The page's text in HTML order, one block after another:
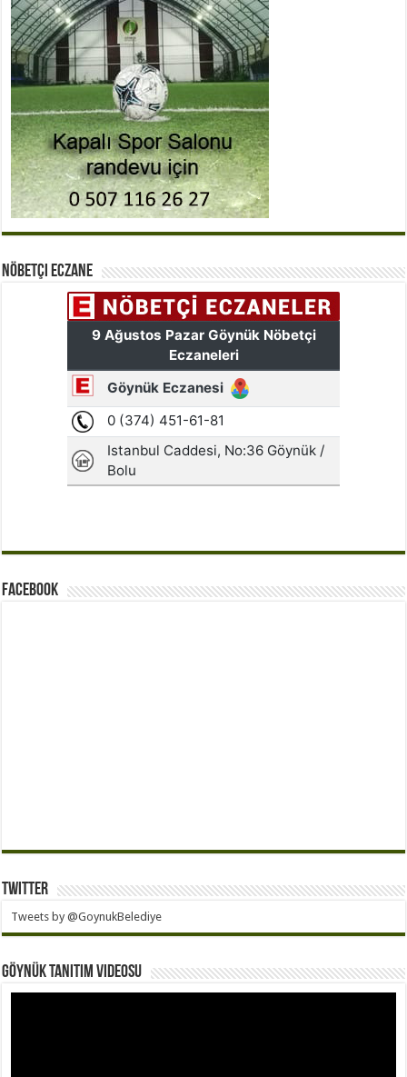
Nöbetçi Eczane
Facebook
Twitter
Tweets by @GoynukBelediye
Göynük Tanıtım Videosu